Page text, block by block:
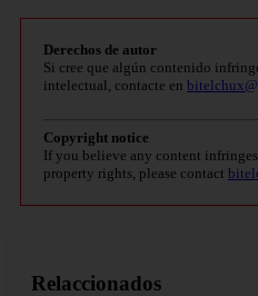
Derechos de autor
Si cree que algún contenido
intelectual, contacte en
Copyright notice
If you believe any content
property rights, please contact
Relaccionados